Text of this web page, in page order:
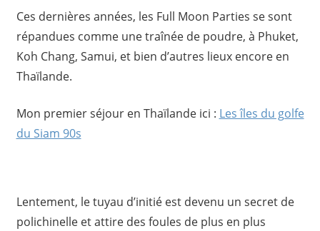
Ces dernières années, les Full Moon Parties se sont
répandues comme une traînée de poudre, à Phuket,
Koh Chang, Samui, et bien d’autres lieux encore en
Thaïlande.
Mon premier séjour en Thaïlande ici : Les îles du golfe
du Siam 90s
Lentement, le tuyau d’initié est devenu un secret de
polichinelle et attire des foules de plus en plus